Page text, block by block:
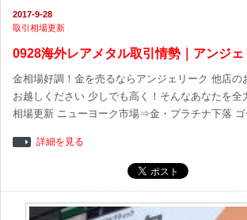
2017-9-28
取引相場更新
0928海外レアメタル取引情勢｜アンジェ
金相場好調！金を売るならアンジェリーク 他店の
お越しください 少しでも高く！そんなあなたを
相場更新 ニューヨーク市場⇒金・プラチナ下落
詳細を見る